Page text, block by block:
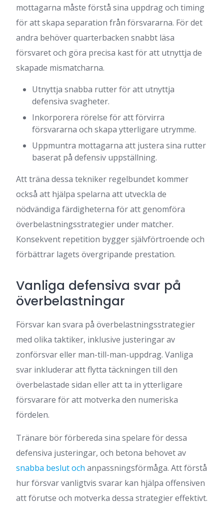
mottagarna måste förstå sina uppdrag och timing
för att skapa separation från försvararna. För det
andra behöver quarterbacken snabbt läsa
försvaret och göra precisa kast för att utnyttja de
skapade mismatcharna.
Utnyttja snabba rutter för att utnyttja
defensiva svagheter.
Inkorporera rörelse för att förvirra
försvararna och skapa ytterligare utrymme.
Uppmuntra mottagarna att justera sina rutter
baserat på defensiv uppställning.
Att träna dessa tekniker regelbundet kommer
också att hjälpa spelarna att utveckla de
nödvändiga färdigheterna för att genomföra
överbelastningsstrategier under matcher.
Konsekvent repetition bygger självförtroende och
förbättrar lagets övergripande prestation.
Vanliga defensiva svar på
överbelastningar
Försvar kan svara på överbelastningsstrategier
med olika taktiker, inklusive justeringar av
zonförsvar eller man-till-man-uppdrag. Vanliga
svar inkluderar att flytta täckningen till den
överbelastade sidan eller att ta in ytterligare
försvarare för att motverka den numeriska
fördelen.
Tränare bör förbereda sina spelare för dessa
defensiva justeringar, och betona behovet av
snabba beslut och anpassningsförmåga. Att förstå
hur försvar vanligtvis svarar kan hjälpa offensiven
att förutse och motverka dessa strategier effektivt.